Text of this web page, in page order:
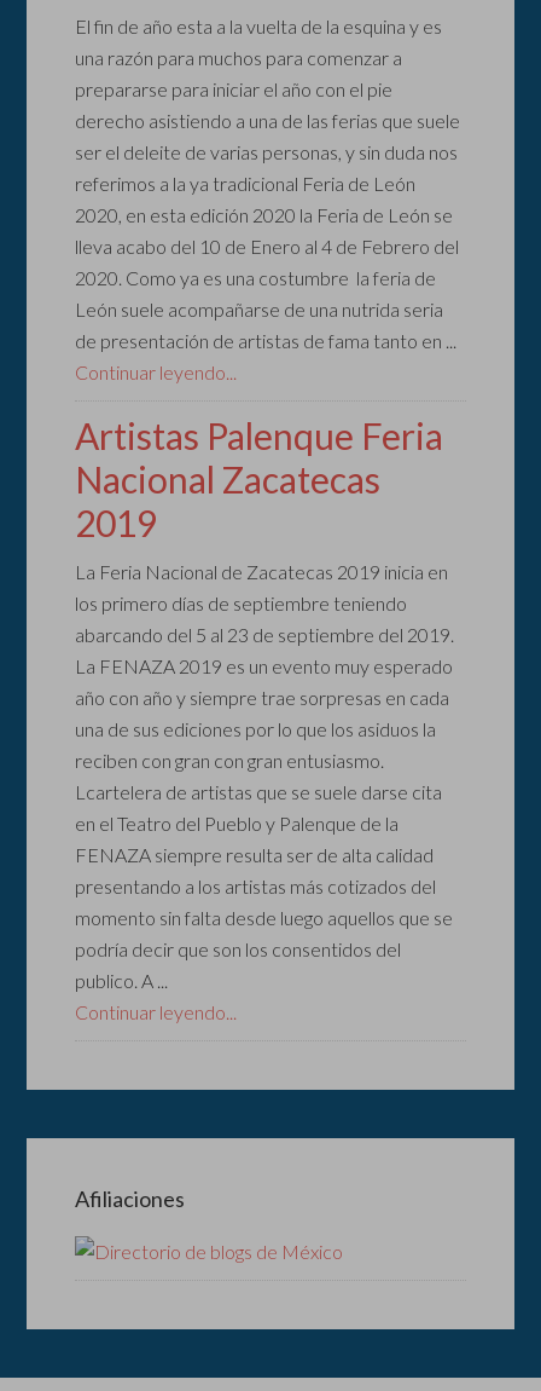
El fin de año esta a la vuelta de la esquina y es
una razón para muchos para comenzar a
prepararse para iniciar el año con el pie
derecho asistiendo a una de las ferias que suele
ser el deleite de varias personas, y sin duda nos
referimos a la ya tradicional Feria de León
2020, en esta edición 2020 la Feria de León se
lleva acabo del 10 de Enero al 4 de Febrero del
2020. Como ya es una costumbre la feria de
León suele acompañarse de una nutrida seria
de presentación de artistas de fama tanto en ...
Continuar leyendo...
Artistas Palenque Feria
Nacional Zacatecas
2019
La Feria Nacional de Zacatecas 2019 inicia en
los primero días de septiembre teniendo
abarcando del 5 al 23 de septiembre del 2019.
La FENAZA 2019 es un evento muy esperado
año con año y siempre trae sorpresas en cada
una de sus ediciones por lo que los asiduos la
reciben con gran con gran entusiasmo.
Lcartelera de artistas que se suele darse cita
en el Teatro del Pueblo y Palenque de la
FENAZA siempre resulta ser de alta calidad
presentando a los artistas más cotizados del
momento sin falta desde luego aquellos que se
podría decir que son los consentidos del
publico. A ...
Continuar leyendo...
Afiliaciones